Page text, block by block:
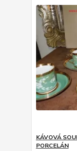
KÁVOVÁ
PORCELÁN